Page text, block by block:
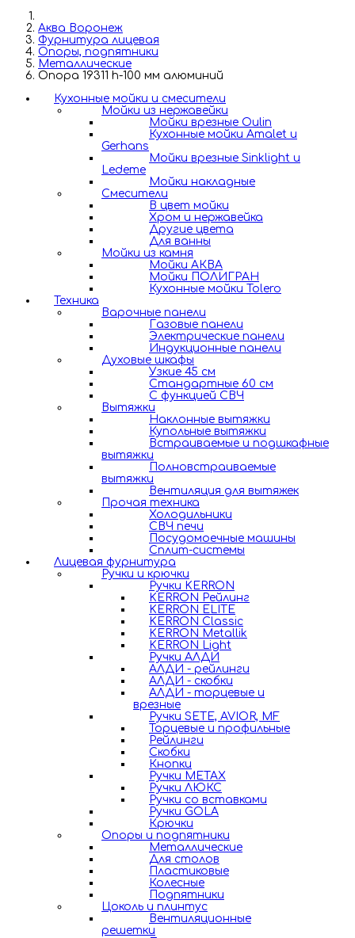
Аква Воронеж
Фурнитура лицевая
Опоры, подпятники
Металлические
Опора 19311 h-100 мм алюминий
Кухонные мойки и смесители
Мойки из нержавейки
Мойки врезные Oulin
Кухонные мойки Amalet и
Gerhans
Мойки врезные Sinklight и
Ledeme
Мойки накладные
Смесители
В цвет мойки
Хром и нержавейка
Другие цвета
Для ванны
Мойки из камня
Мойки АКВА
Мойки ПОЛИГРАН
Кухонные мойки Tolero
Техника
Варочные панели
Газовые панели
Электрические панели
Индукционные панели
Духовые шкафы
Узкие 45 см
Стандартные 60 см
С функцией СВЧ
Вытяжки
Наклонные вытяжки
Купольные вытяжки
Встраиваемые и подшкафные
вытяжки
Полновстраиваемые
вытяжки
Вентиляция для вытяжек
Прочая техника
Холодильники
СВЧ печи
Посудомоечные машины
Сплит-системы
Лицевая фурнитура
Ручки и крючки
Ручки KERRON
KERRON Рейлинг
KERRON ELITE
KERRON Classic
KERRON Metallik
KERRON Light
Ручки АЛДИ
АЛДИ - рейлинги
АЛДИ - скобки
АЛДИ - торцевые и
врезные
Ручки SETE, AVIOR, MF
Торцевые и профильные
Рейлинги
Скобки
Кнопки
Ручки METAX
Ручки ЛЮКС
Ручки со вставками
Ручки GOLA
Крючки
Опоры и подпятники
Металлические
Для столов
Пластиковые
Колесные
Подпятники
Цоколь и плинтус
Вентиляционные
решетки